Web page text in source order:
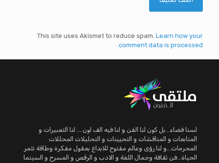
This site uses Akismet to reduce spam. Learn how your
comment data is processed.
لسنا فضاء...بل كون لنا الفن و لنا فيه الف لون.... لنا التعبيرات و
المتابعات و المناقشات و التحيينات و التحليلات المحللات
المحرمات...و لنا رؤى وعالم مفتوح للابداع بعقول مفكرة وطاقة تثمر
الحياة...فن ثقافة وجمال اللغة و الادب و الرقص و المسرح و السينما